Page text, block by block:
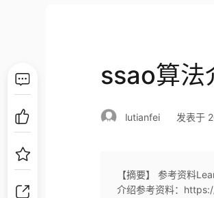
ssao算法
lutianfei 发表于
【摘要】 参考资料
介绍参考资料：